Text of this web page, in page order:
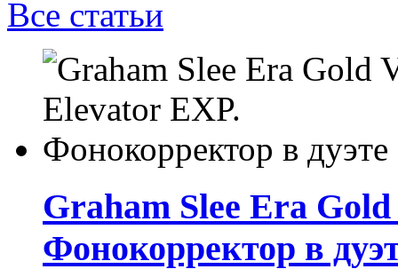
Все статьи
Graham Slee Era
Фонокорректор в